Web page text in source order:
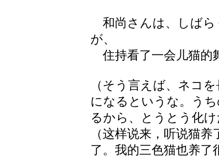
和尚さんは、しばら
が、
住持看了一会儿猫的
（そう言えば、ネコ
になるというな。う
るから、とうとう化
（这样说来，听说猫
了。我的三色猫也养了